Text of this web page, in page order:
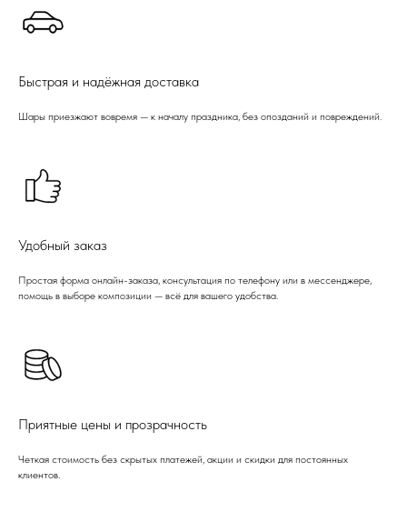
Быстрая и надёжная доставка
Шары приезжают вовремя — к началу праздника, без опозданий и повреждений.
Удобный заказ
Простая форма онлайн-заказа, консультация по телефону или в мессенджере,
помощь в выборе композиции — всё для вашего удобства.
Приятные цены и прозрачность
Четкая стоимость без скрытых платежей, акции и скидки для постоянных
клиентов.